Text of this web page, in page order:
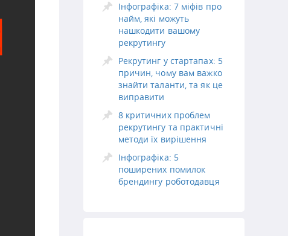
Інфографіка: 7 міфів про
найм, які можуть
нашкодити вашому
рекрутингу
Рекрутинг у стартапах: 5
причин, чому вам важко
знайти таланти, та як це
виправити
8 критичних проблем
рекрутингу та практичні
методи їх вирішення
Інфографіка: 5
поширених помилок
брендингу роботодавця